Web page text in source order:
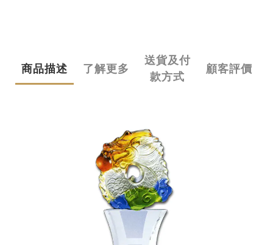
商品描述 了解更多
送貨及付
款方式
顧客評價